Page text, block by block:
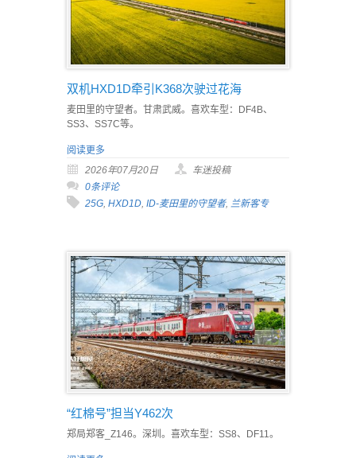
双机HXD1D牵引K368次驶过花海
麦田里的守望者。甘肃武威。喜欢车型：DF4B、
SS3、SS7C等。
阅读更多
2026年07月20日
车迷投稿
0条评论
25G HXD1D ID-麦田里的守望者, 兰新客专
“红棉号”担当Y462次
郑局郑客_Z146。深圳。喜欢车型：SS8、DF11。